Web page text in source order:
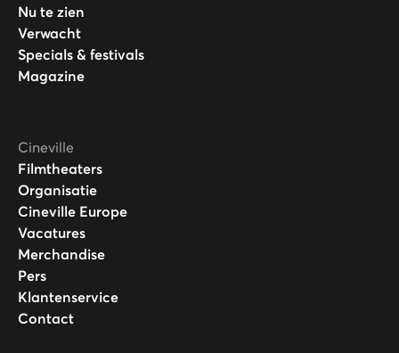
Nu te zien
Verwacht
Specials & festivals
Magazine
Cineville
Filmtheaters
Organisatie
Cineville Europe
Vacatures
Merchandise
Pers
Klantenservice
Contact